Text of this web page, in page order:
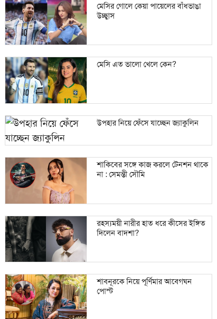
মেসির গোলে কেয়া পায়েলের বাঁধভাঙা
উচ্ছ্বাস
মেসি এত ভালো খেলে কেন?
উপহার নিয়ে ফেঁসে যাচ্ছেন জ্যাকুলিন
শাকিবের সঙ্গে কাজ করলে টেনশন থাকে
না : সেমন্তী সৌমি
রহস্যময়ী নারীর হাত ধরে কীসের ইঙ্গিত
দিলেন বাদশা?
শাবনূরকে নিয়ে পূর্ণিমার আবেগঘন
পোস্ট